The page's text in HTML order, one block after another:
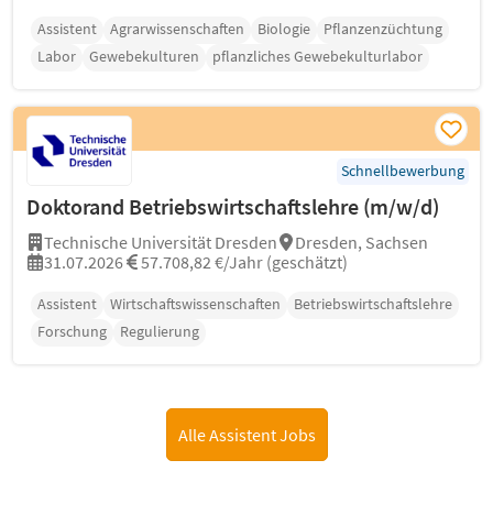
Assistent Agrarwissenschaften Biologie
Pflanzenzüchtung
Labor
Gewebekulturen pflanzliches Gewebekulturlabor
Schnellbewerbung
Doktorand Betriebswirtschaftslehre (m/w/d)
Technische Universität Dresden
Dresden, Sachsen
31.07.2026
57.708,82 €/Jahr (geschätzt)
Assistent Wirtschaftswissenschaften
Betriebswirtschaftslehre
Forschung
Regulierung
Alle Assistent Jobs